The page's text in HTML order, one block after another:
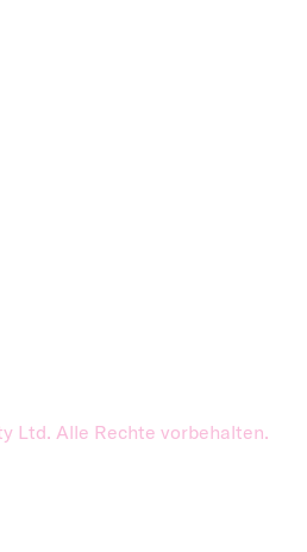
Ltd. Alle Rechte vorbehalten.